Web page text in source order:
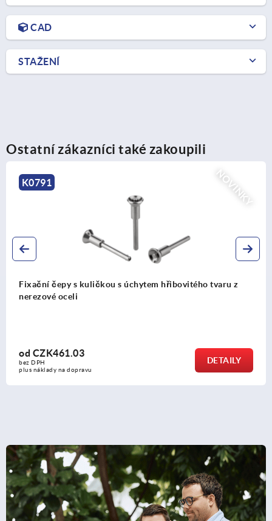
CAD
STAŽENÍ
Ostatní zákazníci také zakoupili
NOVINKY
tvaru z
DETAILY
Fixační čepy s kuličkami s úchytem